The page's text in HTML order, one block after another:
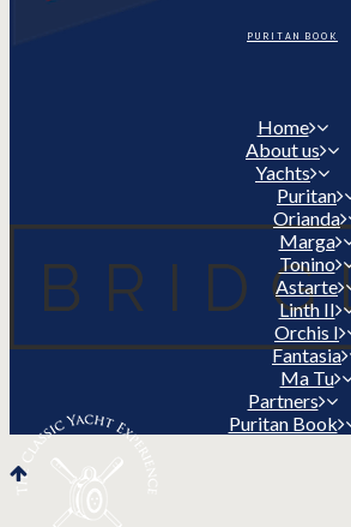
PURITAN BOOK
Home
About us
Yachts
Puritan
Orianda
Marga
Tonino
Astarte
Linth II
Orchis I
Fantasia
Ma Tu
Partners
Puritan Book